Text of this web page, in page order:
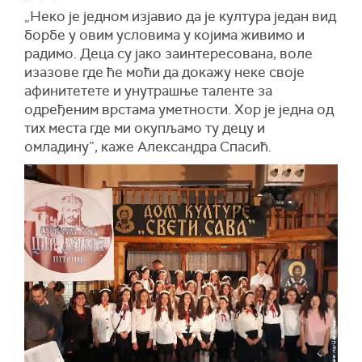
„Неко је једном изјавио да је култура један вид
борбе у овим условима у којима живимо и
радимо. Деца су јако заинтересована, воле
изазове где ће моћи да докажу неке своје
афинитетете и унутрашње таленте за
одређеним врстама уметности. Хор је једна од
тих места где ми окупљамо ту децу и
омладину”, каже Александра Спасић.